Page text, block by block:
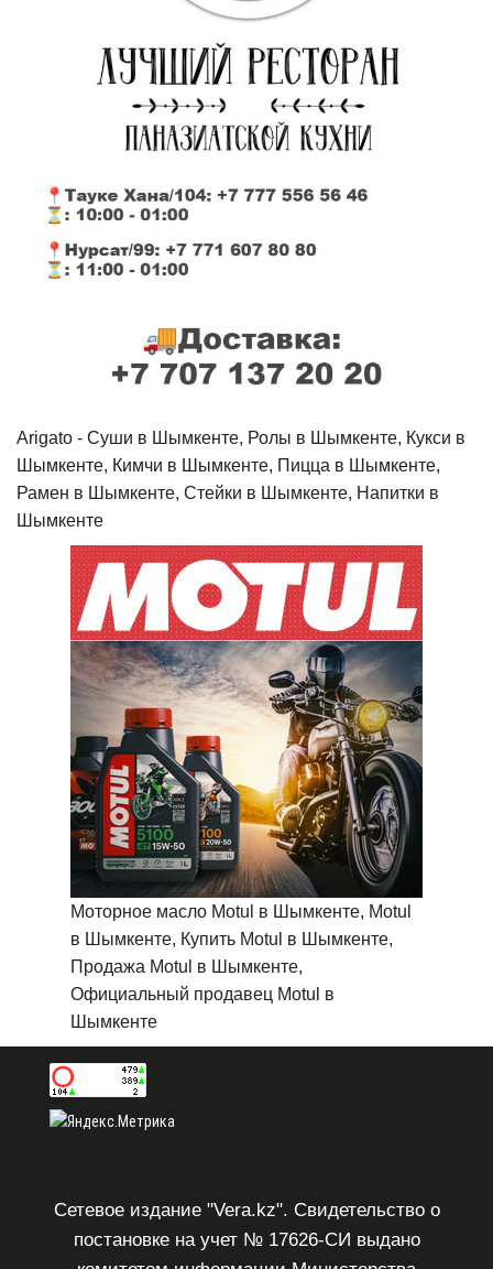
Arigato - Cуши в Шымкенте, Ролы в Шымкенте, Кукси в
Шымкенте, Кимчи в Шымкенте, Пицца в Шымкенте,
Рамен в Шымкенте, Стейки в Шымкенте, Напитки в
Шымкенте
Моторное масло Motul в Шымкенте, Motul
в Шымкенте, Купить Motul в Шымкенте,
Продажа Motul в Шымкенте,
Официальный продавец Motul в
Шымкенте
Сетевое издание "Vera.kz". Свидетельство о
постановке на учет № 17626-СИ выдано